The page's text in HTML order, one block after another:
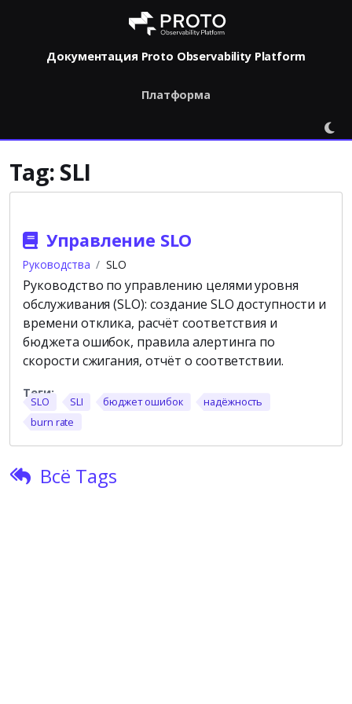
Документация Proto Observability Platform
Платформа
Tag: SLI
Управление SLO
Руководства SLO
Руководство по управлению целями уровня
обслуживания (SLO): создание SLO доступности и
времени отклика, расчёт соответствия и
бюджета ошибок, правила алертинга по
скорости сжигания, отчёт о соответствии.
SLO SLI бюджет ошибок
надёжность
burn rate
Всё Tags